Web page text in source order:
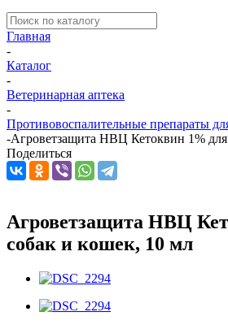
Главная
-
Каталог
-
Ветеринарная аптека
-
Противовоспалительные препараты
-Агроветзащита НВЦ Кетоквин 1%
Поделиться
Агроветзащита НВЦ
собак и кошек, 10 мл